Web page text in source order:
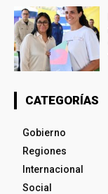
CATEGORÍAS
Gobierno
Regiones
Internacional
Social